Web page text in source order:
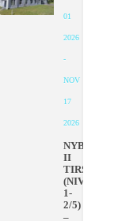
01
2026
-
NOV
17
2026
II
TIRSDAGER
(NIVÅ
1-
2/5)
–